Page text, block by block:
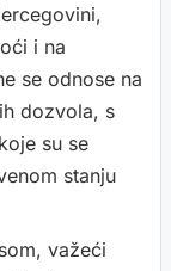
i na
se odnose na
dozvola, s
su se
stanju
važeći